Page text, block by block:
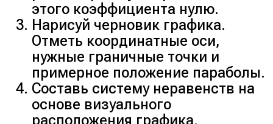
этого коэффициента нулю.
Нарисуй черновик графика.
Отметь координатные оси,
нужные граничные точки и
примерное положение параболы.
Составь систему неравенств на
основе визуального